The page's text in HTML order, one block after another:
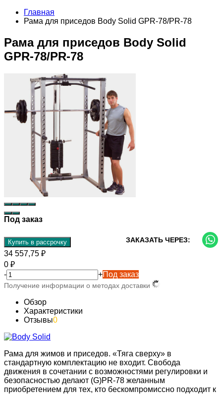
Главная
Рама для приседов Body Solid GPR-78/PR-78
Рама для приседов Body Solid
GPR-78/PR-78
Под заказ
Купить в рассрочку ЗАКАЗАТЬ ЧЕРЕЗ:
34 557,75 ₽
0 ₽
-
+Под заказ
Получение информации о методах доставки
Обзор
Характеристики
Отзывы0
Рама для жимов и приседов. «Тяга сверху» в
стандартную комплектацию не входит. Свобода
движения в сочетании с возможностями регулировки и
безопасностью делают (G)PR-78 желанным
приобретением для тех, кто бескомпромиссно подходит к